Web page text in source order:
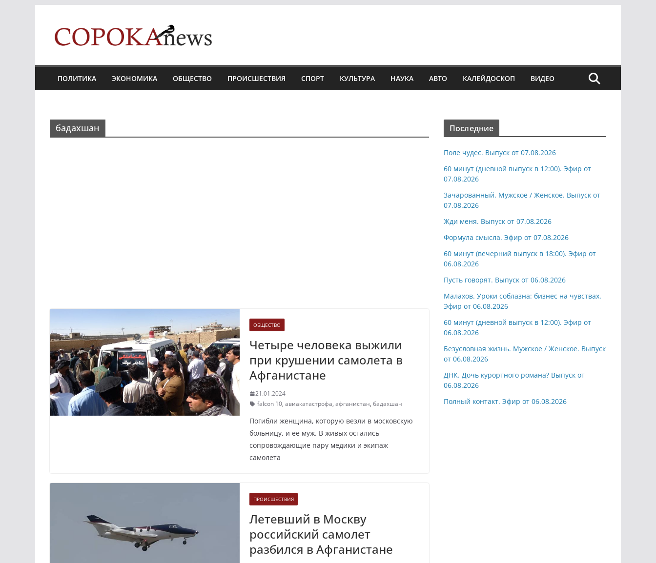
content
ПОЛИТИКА ЭКОНОМИКА ОБЩЕСТВО ПРОИСШЕСТВИЯ СПОРТ КУЛЬТУРА НАУКА АВТО КАЛЕЙДОСКОП ВИДЕО
бадахшан
ОБЩЕСТВО
Четыре человека выжили
при крушении самолета в
Афганистане
21.01.2024
falcon 10, авиакатастрофа, афганистан, бадахшан
Погибли женщина, которую везли в московскую
больницу, и ее муж. В живых остались
сопровождающие пару медики и экипаж
самолета
ПРОИСШЕСТВИЯ
Летевший в Москву
российский самолет
разбился в Афганистане
Последние
Поле чудес. Выпуск от 07.08.2026
60 минут (дневной выпуск в 12:00). Эфир от
07.08.2026
Зачарованный. Мужское / Женское. Выпуск от
07.08.2026
Жди меня. Выпуск от 07.08.2026
Формула смысла. Эфир от 07.08.2026
60 минут (вечерний выпуск в 18:00). Эфир от
06.08.2026
Пусть говорят. Выпуск от 06.08.2026
Малахов. Уроки соблазна: бизнес на чувствах.
Эфир от 06.08.2026
60 минут (дневной выпуск в 12:00). Эфир от
06.08.2026
Безусловная жизнь. Мужское / Женское. Выпуск
от 06.08.2026
ДНК. Дочь курортного романа? Выпуск от
06.08.2026
Полный контакт. Эфир от 06.08.2026